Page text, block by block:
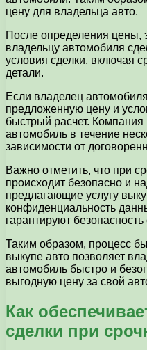
цену для владельца авто.
После определения цены,
владельцу автомобиля
условия сделки, включая
детали.
Если владелец
предложенную цену и
быстрый расчет. Компания
автомобиль в течение
зависимости от
Важно отметить, что при
происходит безопасно и
предлагающие услугу
конфиденциальность
гарантируют безопасность
Таким образом, процесс
выкупе авто позволяет
автомобиль быстро и
выгодную цену за свой
Как
сделки при